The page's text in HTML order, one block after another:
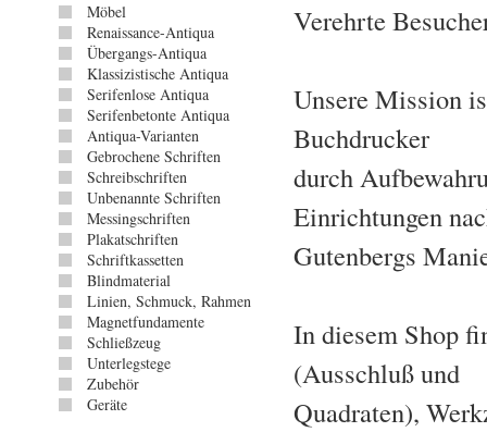
Möbel
Renaissance-Antiqua
Übergangs-Antiqua
Klassizistische Antiqua
Serifenlose Antiqua
Serifenbetonte Antiqua
Antiqua-Varianten
Gebrochene Schriften
Schreibschriften
Unbenannte Schriften
Messingschriften
Plakatschriften
Schriftkassetten
Blindmaterial
Linien, Schmuck, Rahmen
Magnetfundamente
Schließzeug
Unterlegstege
Zubehör
Geräte
Verehrte
Unsere Mission
Buchdrucker
durch
Einrichtungen
Gutenbergs
In diesem Shop
(Ausschluß und
Quadraten),